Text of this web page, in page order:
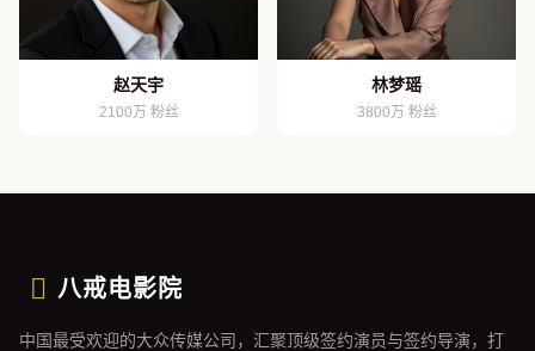
赵天宇
2100万 粉丝
林梦瑶
3800万 粉丝
八戒电影院
中国最受欢迎的大众传媒公司，汇聚顶级签约演员与签约导演，打